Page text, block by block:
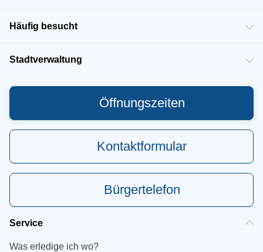
Häufig besucht
Stadtverwaltung
Öffnungszeiten
Kontaktformular
Bürgertelefon
Service
Was erledige ich wo?